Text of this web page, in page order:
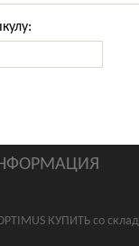
КУПИТЬ со